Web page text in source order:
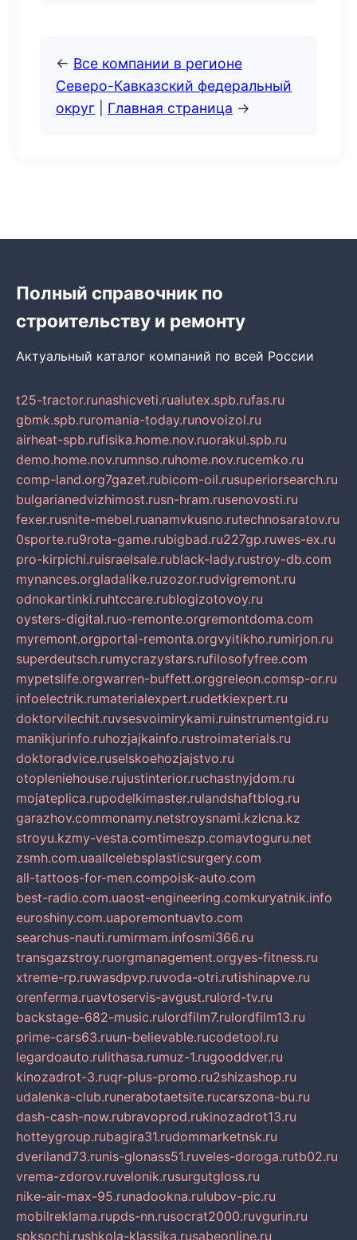
← Все компании в регионе
Северо-Кавказский федеральный
округ
Главная страница →
Полный справочник по
строительству и ремонту
Актуальный каталог компаний по всей России
t25-tractor.runashicveti.rualutex.spb.rufas.ru
gbmk.spb.ruromania-today.runovoizol.ru
airheat-spb.rufisika.home.nov.ruorakul.spb.ru
demo.home.nov.rumnso.ruhome.nov.rucemko.ru
comp-land.org7gazet.rubicom-oil.rusuperiorsearch.ru
bulgarianedvizhimost.rusn-hram.rusenovosti.ru
fexer.rusnite-mebel.ruanamvkusno.rutechnosaratov.ru
0sporte.ru9rota-game.rubigbad.ru227gp.ruwes-ex.ru
pro-kirpichi.ruisraelsale.rublack-lady.rustroy-db.com
mynances.orgladalike.ruzozor.rudvigremont.ru
odnokartinki.ruhtccare.rublogizotovoy.ru
oysters-digital.ruo-remonte.orgremontdoma.com
myremont.orgportal-remonta.orgvyitikho.rumirjon.ru
superdeutsch.rumycrazystars.rufilosofyfree.com
mypetslife.orgwarren-buffett.orggreleon.comsp-or.ru
infoelectrik.rumaterialexpert.rudetkiexpert.ru
doktorvilechit.ruvsesvoimirykami.ruinstrumentgid.ru
manikjurinfo.ruhozjajkainfo.rustroimaterials.ru
doktoradvice.ruselskoehozjajstvo.ru
otopleniehouse.rujustinterior.ruchastnyjdom.ru
mojateplica.rupodelkimaster.rulandshaftblog.ru
garazhov.commonamy.netstroysnami.kzlcna.kz
stroyu.kzmy-vesta.comtimeszp.comavtoguru.net
zsmh.com.uaallcelebsplasticsurgery.com
all-tattoos-for-men.compoisk-auto.com
best-radio.com.uaost-engineering.comkuryatnik.info
euroshiny.com.uaporemontuavto.com
searchus-nauti.rumirmam.infosmi366.ru
transgazstroy.ruorgmanagement.orgyes-fitness.ru
xtreme-rp.ruwasdpvp.ruvoda-otri.rutishinapve.ru
orenferma.ruavtoservis-avgust.rulord-tv.ru
backstage-682-music.rulordfilm7.rulordfilm13.ru
prime-cars63.ruun-believable.rucodetool.ru
legardoauto.rulithasa.rumuz-1.rugooddver.ru
kinozadrot-3.ruqr-plus-promo.ru2shizashop.ru
udalenka-club.runerabotaetsite.rucarszona-bu.ru
dash-cash-now.rubravoprod.rukinozadrot13.ru
hotteygroup.rubagira31.rudommarketnsk.ru
dveriland73.runis-glonass51.ruveles-doroga.rutb02.ru
vrema-zdorov.ruvelonik.rusurgutgloss.ru
nike-air-max-95.runadookna.rulubov-pic.ru
mobilreklama.rupds-nn.rusocrat2000.ruvgurin.ru
spksochi.rushkola-klassika.rusabeonline.ru